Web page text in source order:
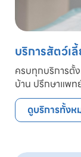
บริการสัตว์เ
ครบทุกบริการตั้
บ้าน ปรึกษาแพท
ดูบริการทั้งห